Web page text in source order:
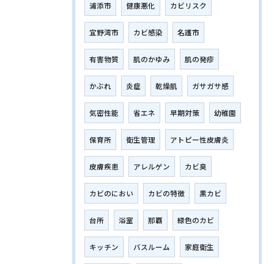
浦添市 健康悪化 カビリスク
宜野湾市 カビ感染 名護市
有害物質 肌のかゆみ 肌の発疹
かぶれ 炎症 乾燥肌 ガサガサ感
気密性能 省エネ 早期対策 幼稚園
保育所 衛生管理 アトピー性皮膚炎
皮膚疾患 アレルゲン カビ臭
カビのにおい カビの特徴 黒カビ
台所 浴室 那覇 緑色のカビ
キッチン バスルーム 家庭衛生